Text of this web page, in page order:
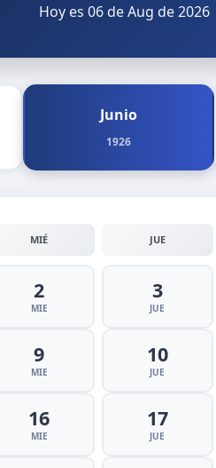
Hoy es 06 de Aug de 2026
Junio
1926
MIÉ JUE
2
MIE
3
JUE
9
MIE
10
JUE
16
MIE
17
JUE